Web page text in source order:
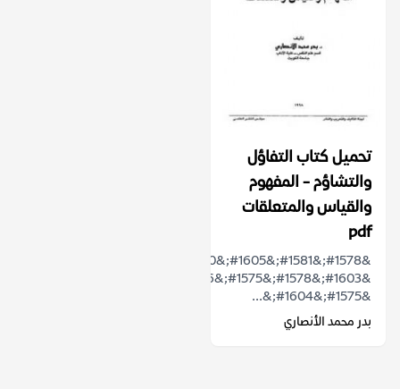
تحميل كتاب التفاؤل
والتشاؤم - المفهوم
والقياس والمتعلقات
pdf
&#1575;&#1604;&...
بدر محمد الأنصاري